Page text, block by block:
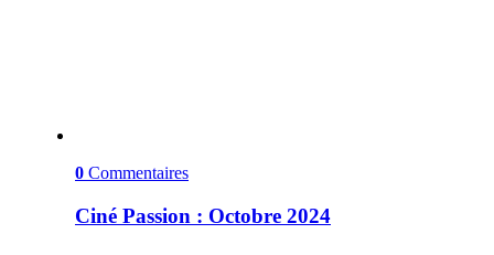
0 Commentaires
Ciné Passion : Octobre 2024